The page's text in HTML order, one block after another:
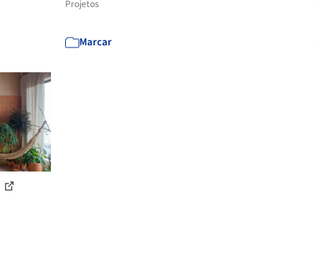
Projetos
Marcar